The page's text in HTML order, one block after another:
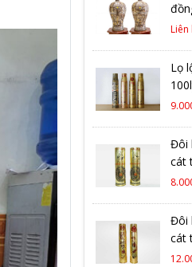
cấp
Liên
Lọ
Đôi
cát
Đôi
cát